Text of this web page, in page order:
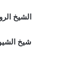
الشيخ
شيخ